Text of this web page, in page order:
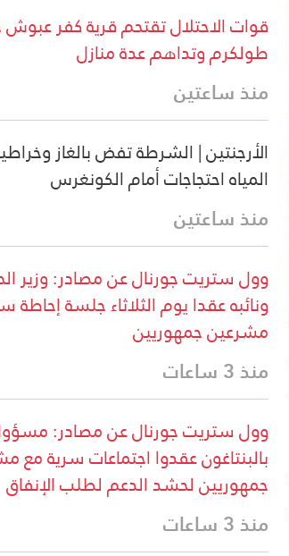
قوات الاحتلال تقتحم قرية كفر
طولكرم وتداهم عدة منازل
منذ ساعتين
الأرجنتين | الشرطة تفض بالغاز
المياه احتجاجات أمام الكونغرس
منذ ساعتين
وول ستريت جورنال عن مصادر: وزير
ونائبه عقدا يوم الثلاثاء جلسة إحاطة
مشرعين جمهوريين
منذ 3 ساعات
وول ستريت جورنال عن مصادر:
بالبنتاغون عقدوا اجتماعات سرية مع
جمهوريين لحشد الدعم لطلب الإنفاق
منذ 3 ساعات